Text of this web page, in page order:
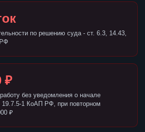
по решению суда - ст. 6.3, 14.43,
₽
без уведомления о начале
19.7.5-1 КоАП РФ, при повторном
₽